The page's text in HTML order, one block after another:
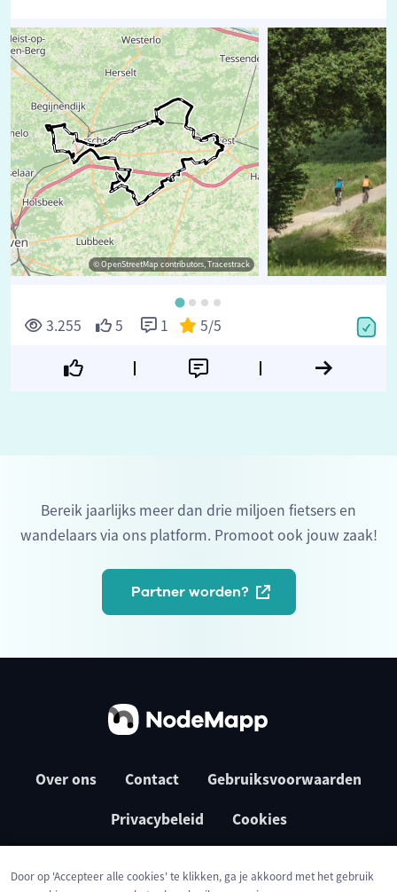
© OpenStreetMap contributors, Tracestrack
3.255 5 1 5/5
Bereik jaarlijks meer dan drie miljoen fietsers en
wandelaars via ons platform. Promoot ook jouw zaak!
Partner worden?
Over ons Contact Gebruiksvoorwaarden
Privacybeleid Cookies
Door op 'Accepteer alle cookies' te klikken, ga je akkoord met het gebruik